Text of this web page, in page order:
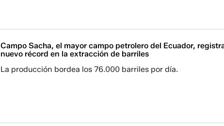
Campo Sacha, el mayor campo petrolero del Ecuador,
nuevo récord en la extracción de barriles
La producción bordea los 76.000 barriles por día.